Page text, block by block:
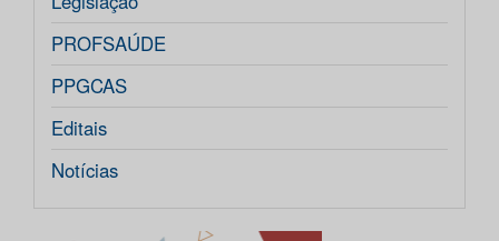
PROFSAÚDE
PPGCAS
Editais
Notícias